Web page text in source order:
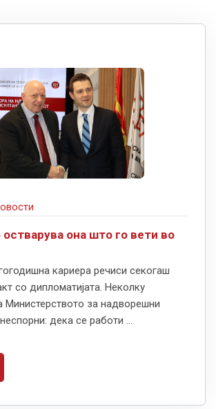
она што го вети во
кариера речиси секогаш
со дипломатијата. Неколку
Министерството за надворешни
дека се работи ...